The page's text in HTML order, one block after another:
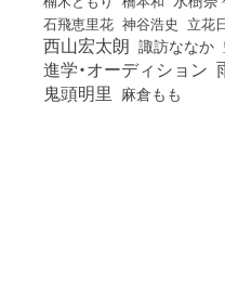
石飛恵里花 神谷浩史 立花
西山宏太朗 諏訪ななか
進学・オーディション
鬼頭明里 麻倉もも